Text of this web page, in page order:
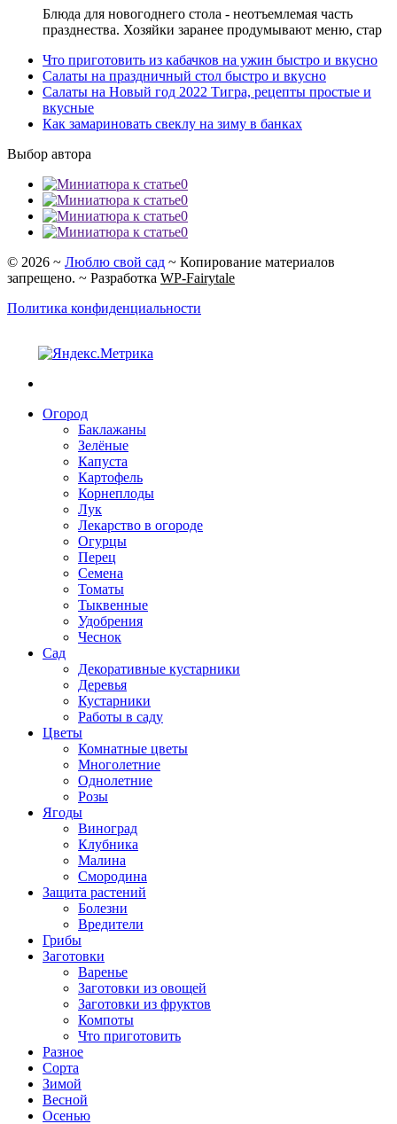
Блюда для новогоднего стола - неотъемлемая часть
празднества. Хозяйки заранее продумывают меню, стар
Что приготовить из кабачков на ужин быстро и вкусно
Салаты на праздничный стол быстро и вкусно
Салаты на Новый год 2022 Тигра, рецепты простые и
вкусные
Как замариновать свеклу на зиму в банках
Выбор автора
0
0
0
0
© 2026 ~ Люблю свой сад ~ Копирование материалов
запрещено. ~ Разработка WP-Fairytale
Политика конфиденциальности
Огород
Баклажаны
Зелёные
Капуста
Картофель
Корнеплоды
Лук
Лекарство в огороде
Огурцы
Перец
Семена
Томаты
Тыквенные
Удобрения
Чеснок
Сад
Декоративные кустарники
Деревья
Кустарники
Работы в саду
Цветы
Комнатные цветы
Многолетние
Однолетние
Розы
Ягоды
Виноград
Клубника
Малина
Смородина
Защита растений
Болезни
Вредители
Грибы
Заготовки
Варенье
Заготовки из овощей
Заготовки из фруктов
Компоты
Что приготовить
Разное
Сорта
Зимой
Весной
Осенью